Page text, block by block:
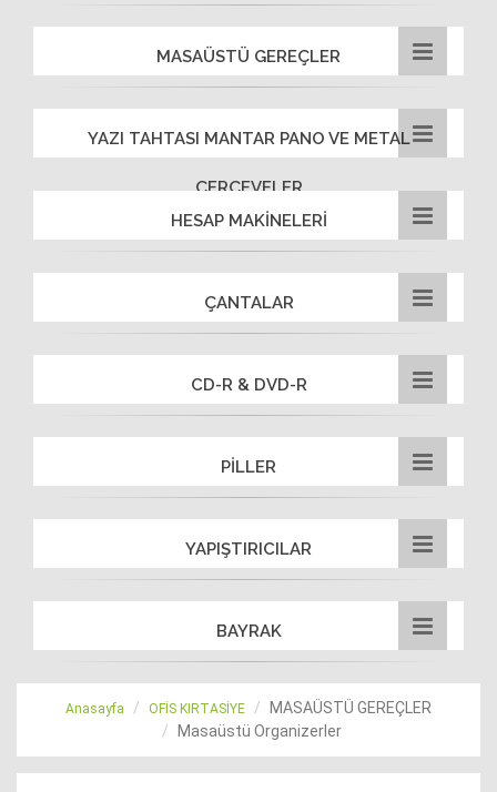
MASAÜSTÜ GEREÇLER
YAZI TAHTASI MANTAR PANO VE METAL
ÇERÇEVELER
HESAP MAKİNELERİ
ÇANTALAR
CD-R & DVD-R
PİLLER
YAPIŞTIRICILAR
BAYRAK
Anasayfa OFİS KIRTASİYE
MASAÜSTÜ GEREÇLER
Masaüstü Organizerler